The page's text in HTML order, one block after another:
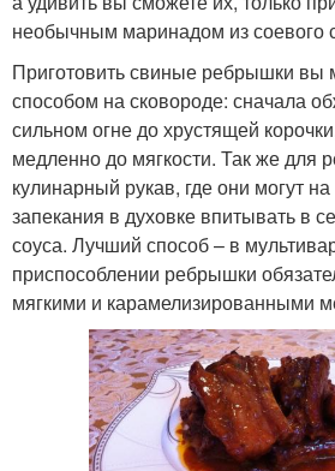
необычным маринадом из соевого
Приготовить свиные ребрышки
способом на сковороде: сначала
сильном огне до хрустящей
медленно до мягкости. Так же для
кулинарный рукав, где они могут
запекания в духовке впитывать в
соуса. Лучший способ – в
приспособлении ребрышки
мягкими и карамелизированными